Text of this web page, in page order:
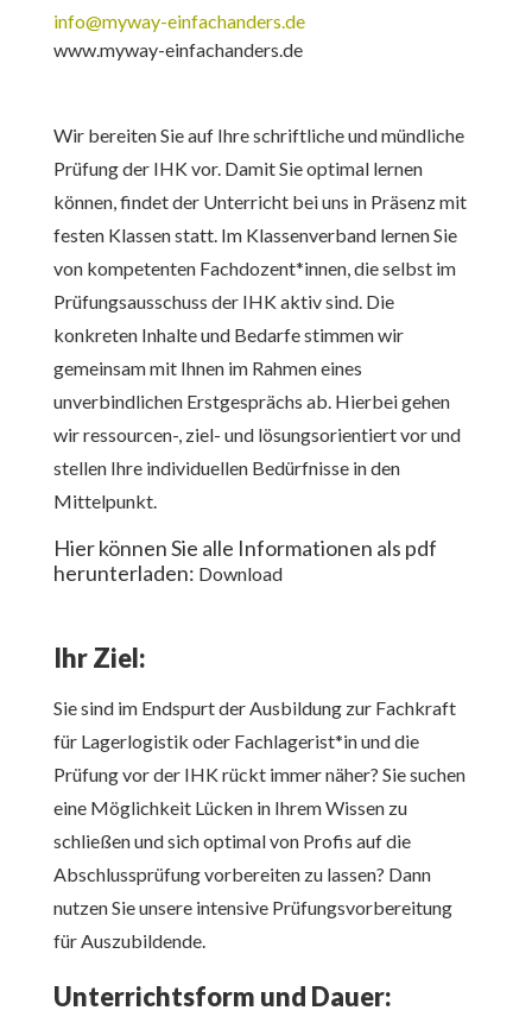
info@myway-einfachanders.de
www.myway-einfachanders.de
Wir bereiten Sie auf Ihre schriftliche und mündliche
Prüfung der IHK vor. Damit Sie optimal lernen
können, findet der Unterricht bei uns in Präsenz mit
festen Klassen statt. Im Klassenverband lernen Sie
von kompetenten Fachdozent*innen, die selbst im
Prüfungsausschuss der IHK aktiv sind. Die
konkreten Inhalte und Bedarfe stimmen wir
gemeinsam mit Ihnen im Rahmen eines
unverbindlichen Erstgesprächs ab. Hierbei gehen
wir ressourcen-, ziel- und lösungsorientiert vor und
stellen Ihre individuellen Bedürfnisse in den
Mittelpunkt.
Hier können Sie alle Informationen als pdf
herunterladen: Download
Ihr Ziel:
Sie sind im Endspurt der Ausbildung zur Fachkraft
für Lagerlogistik oder Fachlagerist*in und die
Prüfung vor der IHK rückt immer näher? Sie suchen
eine Möglichkeit Lücken in Ihrem Wissen zu
schließen und sich optimal von Profis auf die
Abschlussprüfung vorbereiten zu lassen? Dann
nutzen Sie unsere intensive Prüfungsvorbereitung
für Auszubildende.
Unterrichtsform und Dauer: